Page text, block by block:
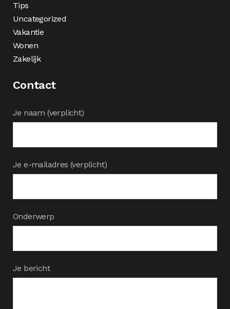
Tips
Uncategorized
Vakantie
Wonen
Zakelijk
Contact
Je naam (verplicht)
Je e-mailadres (verplicht)
Onderwerp
Je bericht